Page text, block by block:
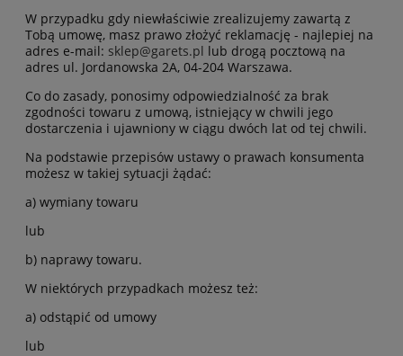
W przypadku gdy niewłaściwie zrealizujemy zawartą z
Tobą umowę, masz prawo złożyć reklamację - najlepiej na
adres e-mail: sklep@garets.pl lub drogą pocztową na
adres ul. Jordanowska 2A, 04-204 Warszawa.
Co do zasady, ponosimy odpowiedzialność za brak
zgodności towaru z umową, istniejący w chwili jego
dostarczenia i ujawniony w ciągu dwóch lat od tej chwili.
Na podstawie przepisów ustawy o prawach konsumenta
możesz w takiej sytuacji żądać:
a) wymiany towaru
lub
b) naprawy towaru.
W niektórych przypadkach możesz też:
a) odstąpić od umowy
lub